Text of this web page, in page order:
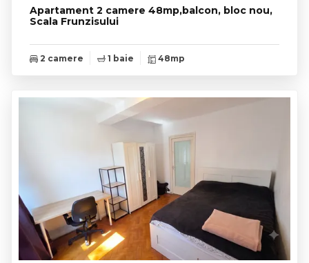
Apartament 2 camere 48mp,balcon, bloc nou,
Scala Frunzisului
2 camere 1 baie 48mp